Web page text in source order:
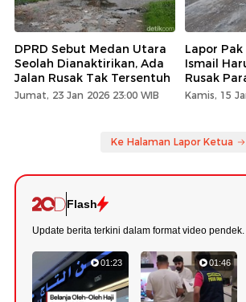
DPRD Sebut Medan Utara
Seolah Dianaktirikan, Ada
Jalan Rusak Tak Tersentuh
Jumat, 23 Jan 2026 23:00 WIB
Lapor
Ismail
Rusak
Kamis, 15
Ke Halaman Lapor Ketua
Flash
Update berita terkini dalam format video pendek.
01:23 01:46